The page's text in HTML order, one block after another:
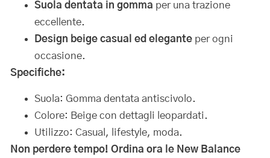
Suola dentata in gomma per una trazione
eccellente.
Design beige casual ed elegante per ogni
occasione.
Specifiche:
Suola: Gomma dentata antiscivolo.
Colore: Beige con dettagli leopardati.
Utilizzo: Casual, lifestyle, moda.
Non perdere tempo! Ordina ora le New Balance